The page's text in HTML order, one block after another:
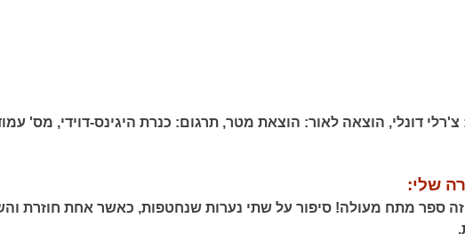
צ'רלי דונלי, הוצאה לאור: הוצאת מטר, תרגום: כנרת היגינס-דוידי, מס'
שלי:
ספר מתח מעולה! סיפור על שתי נערות שנחטפות, כאשר אחת חוזרת